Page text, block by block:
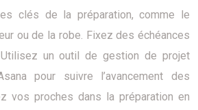
clés de la préparation, comme le
ou de la robe. Fixez des échéances
un outil de gestion de projet
pour suivre l’avancement des
vos proches dans la préparation en